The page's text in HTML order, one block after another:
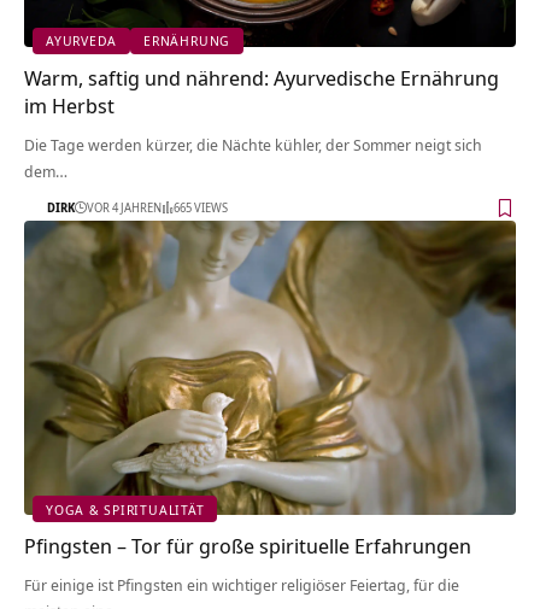
AYURVEDA ERNÄHRUNG
Warm, saftig und nährend: Ayurvedische Ernährung
im Herbst
Die Tage werden kürzer, die Nächte kühler, der Sommer neigt sich
dem…
DIRK VOR 4 JAHREN 665 VIEWS
YOGA & SPIRITUALITÄT
Pfingsten – Tor für große spirituelle Erfahrungen
Für einige ist Pfingsten ein wichtiger religiöser Feiertag, für die